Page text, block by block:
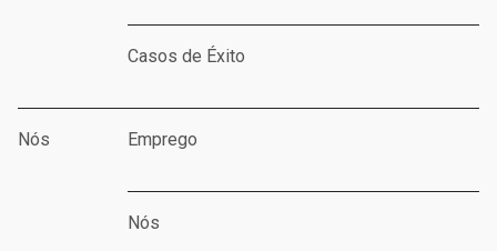
Casos de Éxito
Nós Emprego
Nós